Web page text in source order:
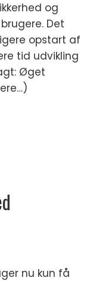
og
Det
opstart af
tid udvikling
Øget
nu kun få